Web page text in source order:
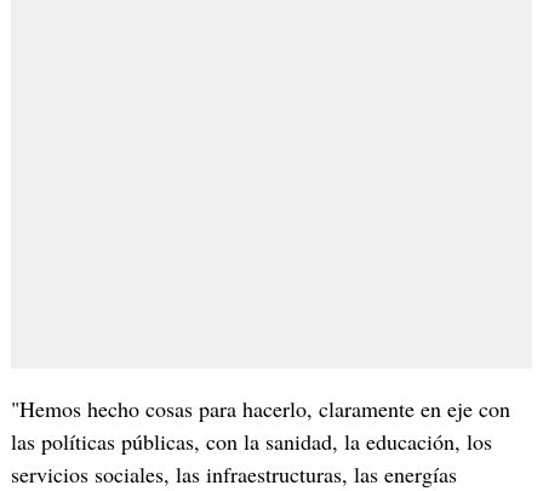
"Hemos hecho cosas para hacerlo, claramente en eje con
las políticas públicas, con la sanidad, la educación, los
servicios sociales, las infraestructuras, las energías